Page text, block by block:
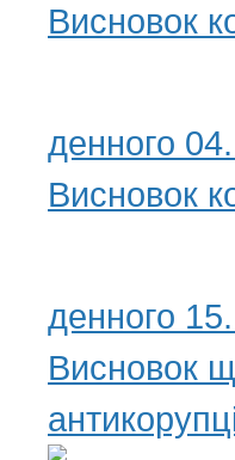
Висновок
денного
Висновок
денного
Висновок